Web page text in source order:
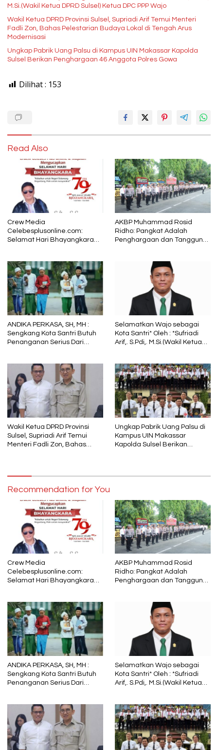
M.Si.(Wakil Ketua DPRD Sulsel) Ketua DPC PPP Wajo
Wakil Ketua DPRD Provinsi Sulsel, Supriadi Arif Temui Menteri
Fadli Zon, Bahas Pelestarian Budaya Lokal di Tengah Arus
Modernisasi
Ungkap Pabrik Uang Palsu di Kampus UIN Makassar Kapolda
Sulsel Berikan Penghargaan 46 Anggota Polres Gowa
Dilihat : 153
Read Also
Crew Media
Celebesplusonline.com:
Selamat Hari Bhayangkara
dalam Sunyi dan Terang
AKBP Muhammad Rosid
Ridho: Pangkat Adalah
Penghargaan dan Tanggung
ANDIKA PERKASA, SH, MH :
Sengkang Kota Santri Butuh
Penanganan Serius Dari
Selamatkan Wajo sebagai
Kota Santri* Oleh : *Sufriadi
Arif,. S.Pdi,. M.Si.(Wakil Ketua
Wakil Ketua DPRD Provinsi
Sulsel, Supriadi Arif Temui
Menteri Fadli Zon, Bahas
Ungkap Pabrik Uang Palsu di
Kampus UIN Makassar
Kapolda Sulsel Berikan
Recommendation for You
Crew Media
Celebesplusonline.com:
Selamat Hari Bhayangkara
dalam Sunyi dan Terang
AKBP Muhammad Rosid
Ridho: Pangkat Adalah
Penghargaan dan Tanggung
ANDIKA PERKASA, SH, MH :
Sengkang Kota Santri Butuh
Penanganan Serius Dari
Selamatkan Wajo sebagai
Kota Santri* Oleh : *Sufriadi
Arif,. S.Pdi,. M.Si.(Wakil Ketua